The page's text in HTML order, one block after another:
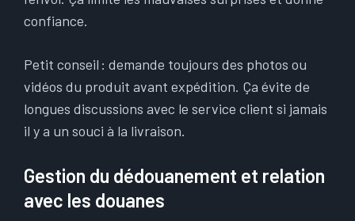
confiance.
Petit conseil : demande toujours des photos ou
vidéos du produit avant expédition. Ça évite de
longues discussions avec le service client si jamais
il y a un souci à la livraison.
Gestion du dédouanement et relation
avec les douanes